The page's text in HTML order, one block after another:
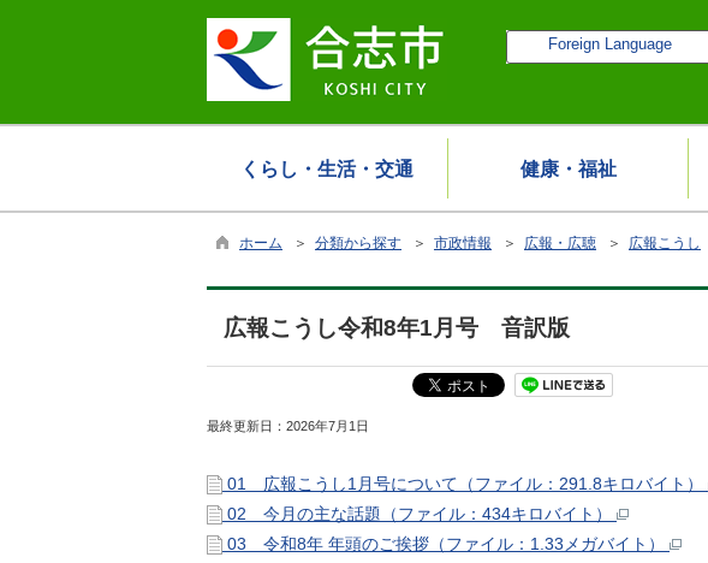
Foreign Language
くらし・生活・交通 健康・福祉
ホーム ＞ 分類から探す ＞ 市政情報 ＞ 広報・広聴 ＞ 広報こうし
広報こうし令和8年1月号 音訳版
最終更新日： 2026年7月1日
01 広報こうし1月号について（ファイル：291.8キロバイト）
02 今月の主な話題（ファイル：434キロバイト）
03 令和8年 年頭のご挨拶（ファイル：1.33メガバイト）